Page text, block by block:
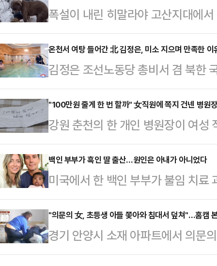
폭설이 내린 히말라야 고산지대에
의 시신을 지킨 반려견의 사연이
따르면 10대 소년 두 명이 인도 히
원 인근에서 실종된 뒤 나흘 만에
이들은 비크시트 라나(19)와 피유
상 촬영을 위해 바르마니 사원 인근
가족과 연락이 두절됐다.곧바로 실
헬리콥터…
온천서 여탕 들어간 北 김정은, 미소 지으며 만족한 이
김정은 조선노동당 총비서 겸 북한
못하다"며 강하게 질타했던 온천
찬했다.지난 21일 조선중앙통신에
온포근로자휴양소 준공식에 참석
되고 건축의 모든 요소가 주변의 자
다.온포근로자휴양소는 천연기념
규모의 온천 휴양시설이다. 지난
서 '종합적인 문화휴식기지 및 치…
"100만원 줄게 한 번 할까" 女직원에 쪽지 건넨 병원
강원 춘천의 한 개인 병원장이 여성
직장 내 성희롱 위반 혐의로 과태
노동부 강원지청은 병원 사업주 A
관한 법률 위반 혐의로 과태료를 부
을 달아 전날 검찰에 송치했다고
게"100만원 줄게 한 번 할까?"라며
건넸다.당시 피해자는 "(쪽지를) 받
얘졌다"며 "원장…
백인 부부가 흑인 딸 출산…원인은 아내가 아니었다
미국에서 한 백인 부부가 불임 치료
해 생물학적 관계가 없는 흑인 아
리다주에 거주하는 티파니 스코어
클리닉 'IVF 라이프'와 이 클리닉을
콜 박사를 피고로 오렌지카운티 순
"의문의 女, 초등생 아들 쫓아와 침대서 덮쳐"…홈캠
경기 안양시 소재 아파트에서 의문
안까지 따라와 추행한 사건이 발생